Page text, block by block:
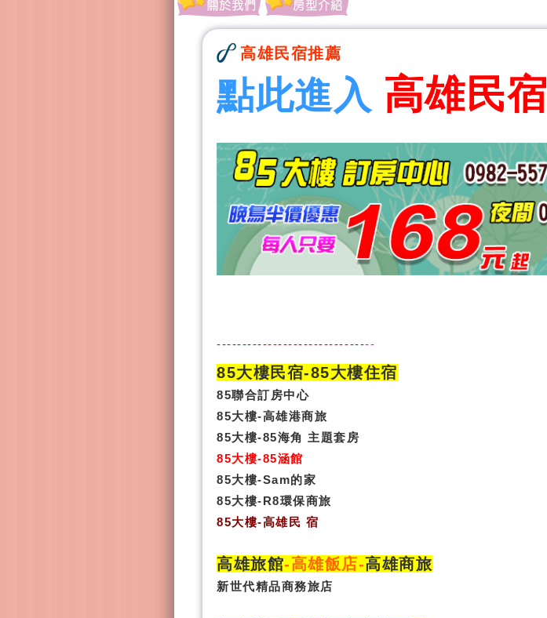
高雄民宿推薦
點此進入 高雄民宿
-------------------------------
85大樓民宿-85大樓住宿
85聯合訂房中心
85大樓-高雄港商旅
85大樓-85海角 主題套房
85大樓-85涵館
85大樓-Sam的家
85大樓-R8環保商旅
85大樓-高雄民 宿
高雄旅館-高雄飯店-高雄商旅
新世代精品商務旅店